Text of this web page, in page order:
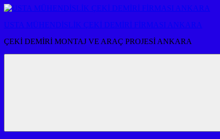
İçeriğe
USTA MÜHENDİSLİK ÇEKİ DEMİRİ FİRMASI ANKARA
ÇEKİ DEMİRİ MONTAJ VE ARAÇ PROJESİ ANKARA